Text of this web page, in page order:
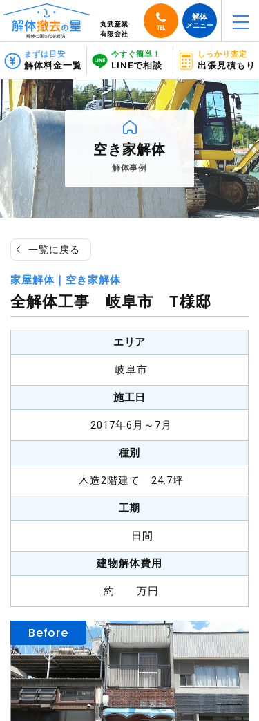
TEL
解体
メニュー
まずは目安
解体料金一覧
今すぐ簡単！
LINEで相談
しっかり査定
出張見積もり
解体事例
空き家解体
一覧に戻る
家屋解体 空き家解体
全解体工事 岐阜市 T様邸
エリア
岐阜市
施工日
2017年6月～7月
種別
木造2階建て 24.7坪
工期
日間
建物解体費用
約 万円